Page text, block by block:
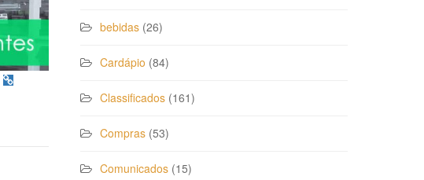
bebidas (26)
Cardápio (84)
Classificados (161)
Compras (53)
Comunicados (15)